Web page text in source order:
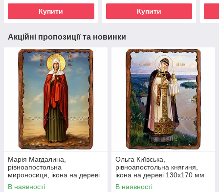
Купити Купити
Акційні пропозиції та новинки
Марія Магдалина,
рівноапостольна
мироносиця, ікона на дереві
130х170 мм (П-4546-1)
В наявності
Ольга Київська,
рівноапостольна княгиня,
ікона на дереві 130х170 мм
(П-4551-1)
В наявності